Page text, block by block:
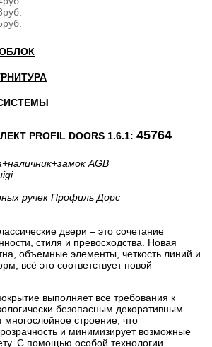
PROFIL DOORS 1.6.1: 45764
+наличник+замок AGB
ручек Профиль Дорс
двери – это сочетание
стиля и превосходства. Новая
объемные элементы, четкость линий и
всё это соответствует новой
выполняет все требования к
безопасным декоративным
строение, что
и минимизирует возможные
С помощью особой технологии